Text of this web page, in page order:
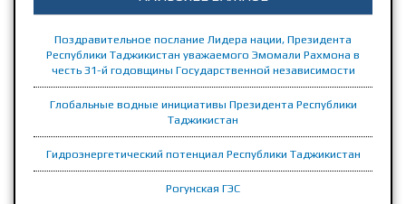
Поздравительное послание Лидера нации, Президента
Республики Таджикистан уважаемого Эмомали Рахмона в
честь 31-й годовщины Государственной независимости
Глобальные водные инициативы Президента Республики
Таджикистан
Гидроэнергетический потенциал Республики Таджикистан
Рогунская ГЭС